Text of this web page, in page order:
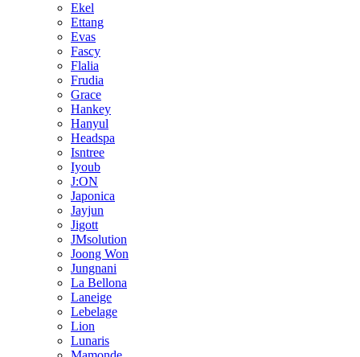
Ekel
Ettang
Evas
Fascy
Flalia
Frudia
Grace
Hankey
Hanyul
Headspa
Isntree
Iyoub
J:ON
Japonica
Jayjun
Jigott
JMsolution
Joong Won
Jungnani
La Bellona
Laneige
Lebelage
Lion
Lunaris